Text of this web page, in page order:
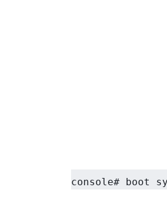
console# boot